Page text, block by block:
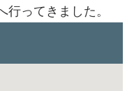
ってきました。